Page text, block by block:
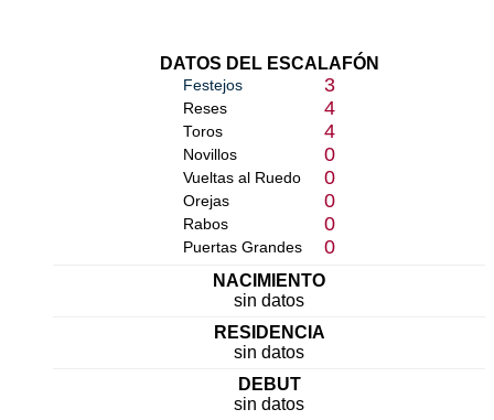
DATOS DEL ESCALAFÓN
Festejos 3
Reses 4
Toros 4
Novillos 0
Vueltas al Ruedo 0
Orejas 0
Rabos 0
Puertas Grandes 0
NACIMIENTO
sin datos
RESIDENCIA
sin datos
DEBUT
sin datos